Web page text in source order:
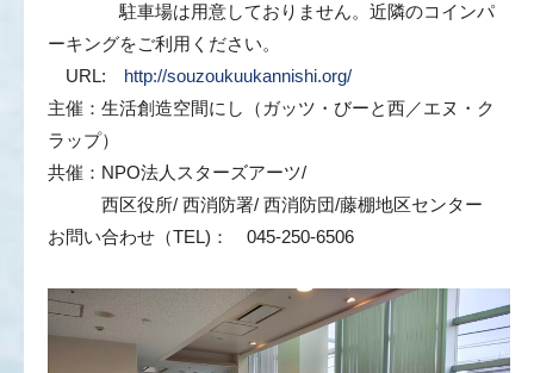
駐車場は用意しておりません。近隣のコインパ
ーキングをご利用ください。
URL: http://souzoukuukannishi.org/
主催：生活創造空間にし（ガッツ・びーと西／エヌ・ク
ラップ）
共催：NPO法人スターズアーツ/
西区役所/ 西消防署/ 西消防団/藤棚地区センター
お問い合わせ（TEL)： 045-250-6506